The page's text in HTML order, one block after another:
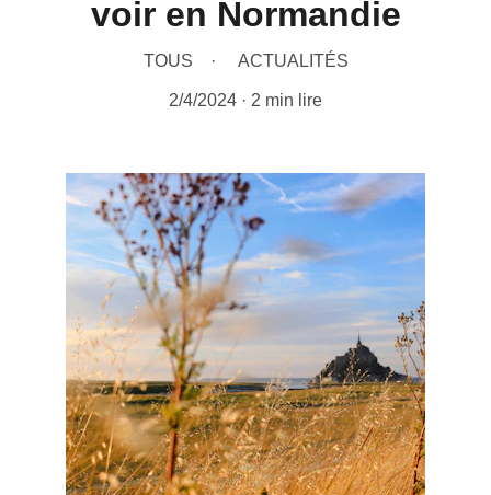
voir en Normandie
TOUS ACTUALITÉS
2/4/2024 2 min lire